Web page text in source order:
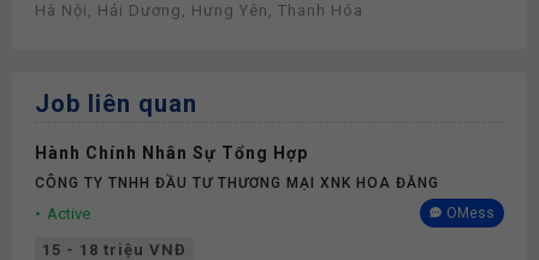
Hà Nội, Hải Dương, Hưng Yên, Thanh Hóa
Job liên quan
Hành Chính Nhân Sự Tổng Hợp
CÔNG TY TNHH ĐẦU TƯ THƯƠNG MẠI XNK HOA ĐĂNG
Active OMess
15 - 18 triệu VNĐ